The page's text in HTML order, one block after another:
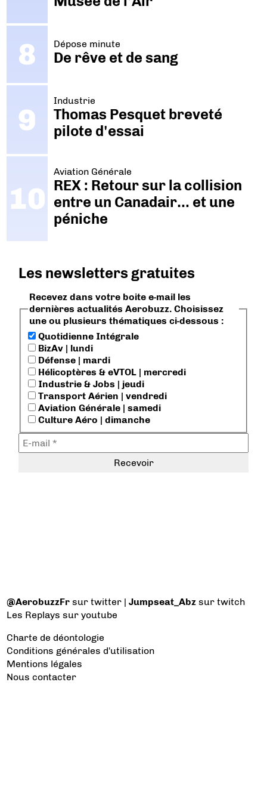
Dépose minute
De rêve et de sang
Industrie
Thomas Pesquet breveté
pilote d'essai
Aviation Générale
REX : Retour sur la collision
entre un Canadair… et une
péniche
Les newsletters gratuites
Recevez dans votre boite e-mail les
dernières actualités Aerobuzz. Choisissez
une ou plusieurs thématiques ci-dessous :
Quotidienne Intégrale
BizAv | lundi
Défense | mardi
Hélicoptères & eVTOL | mercredi
Industrie & Jobs | jeudi
Transport Aérien | vendredi
Aviation Générale | samedi
Culture Aéro | dimanche
@AerobuzzFr sur twitter |Jumpseat_Abz sur twitch
Les Replays sur youtube
Charte de déontologie
Conditions générales d'utilisation
Mentions légales
Nous contacter